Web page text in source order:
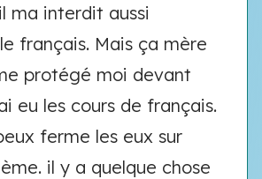
ma interdit aussi
français. Mais ça mère
protégé moi devant
eu les cours de français.
ferme les eux sur
il y a quelque chose